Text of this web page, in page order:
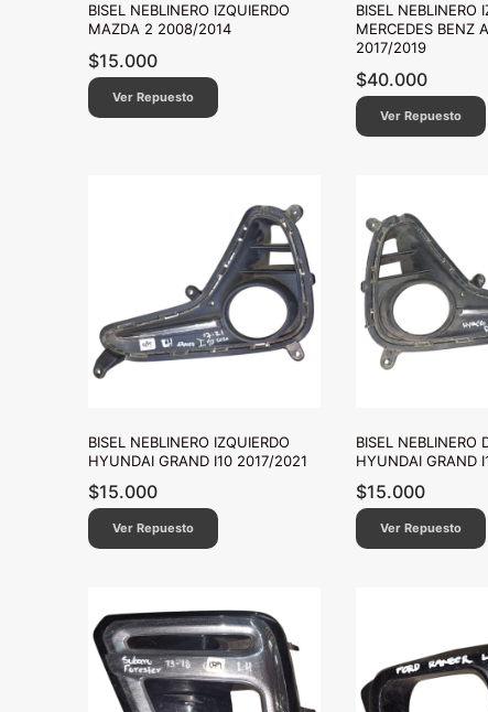
BISEL NEBLINERO IZQUIERDO
MAZDA 2 2008/2014
$15.000
Ver Repuesto
BISEL NEBLINERO
MERCEDES BENZ
2017/2019
$40.000
Ver Repuesto
BISEL NEBLINERO IZQUIERDO
HYUNDAI GRAND I10 2017/2021
$15.000
Ver Repuesto
BISEL NEBLINERO
HYUNDAI GRAND
$15.000
Ver Repuesto